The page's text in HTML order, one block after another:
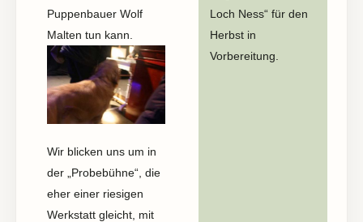
Puppenbauer Wolf
Malten tun kann.
Wir blicken uns um in
der „Probebühne“, die
eher einer riesigen
Werkstatt gleicht, mit
Loch Ness“ für den
Herbst in
Vorbereitung.